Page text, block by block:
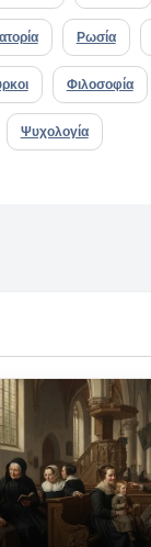
Ρωσία
Φιλοσοφία
Ψυχολογία